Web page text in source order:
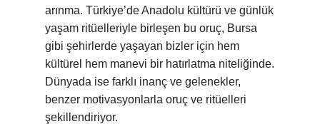
arınma. Türkiye’de Anadolu kültürü ve günlük
yaşam ritüelleriyle birleşen bu oruç, Bursa
gibi şehirlerde yaşayan bizler için hem
kültürel hem manevi bir hatırlatma niteliğinde.
Dünyada ise farklı inanç ve gelenekler,
benzer motivasyonlarla oruç ve ritüelleri
şekillendiriyor.